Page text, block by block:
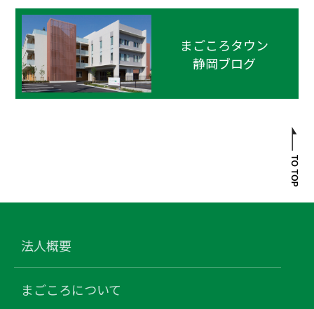
まごころタウン
静岡ブログ
法人概要
まごころについて